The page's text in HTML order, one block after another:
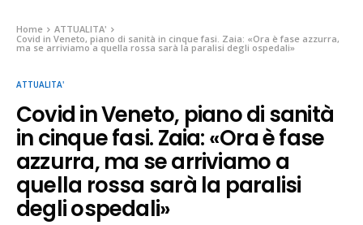
Home
ATTUALITA'
Covid in Veneto, piano di sanità in cinque fasi. Zaia: «Ora è fase azzurra,
ma se arriviamo a quella rossa sarà la paralisi degli ospedali»
ATTUALITA'
Covid in Veneto, piano di sanità
in cinque fasi. Zaia: «Ora è fase
azzurra, ma se arriviamo a
quella rossa sarà la paralisi
degli ospedali»